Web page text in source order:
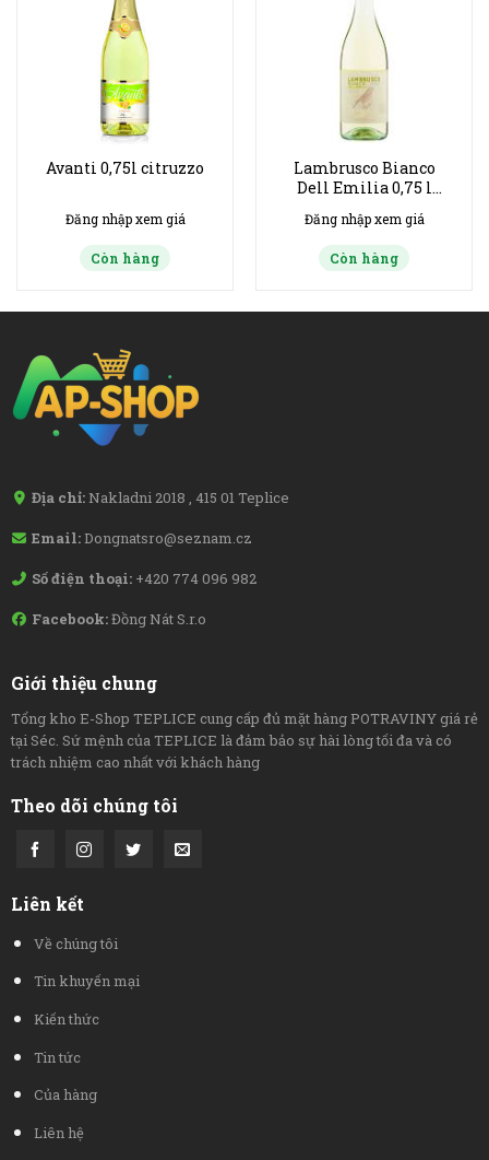
Avanti 0,75l citruzzo
Đăng nhập xem giá
Còn hàng
Lambrusco Bianco
Dell Emilia 0,75 l
Đăng nhập xem giá
Còn hàng
Địa chỉ: Nakladni 2018 , 415 01 Teplice
Email:Dongnatsro@seznam.cz
Số điện thoại: +420 774 096 982
Facebook:Đồng Nát S.r.o
Giới thiệu chung
Tổng kho E-Shop TEPLICE cung cấp đủ mặt hàng POTRAVINY giá rẻ
tại Séc. Sứ mệnh của TEPLICE là đảm bảo sự hài lòng tối đa và có
trách nhiệm cao nhất với khách hàng
Theo dõi chúng tôi
Liên kết
Về chúng tôi
Tin khuyến mại
Kiến thức
Tin tức
Của hàng
Liên hệ